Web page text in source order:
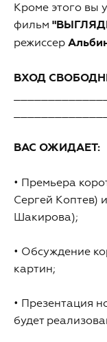
Кроме этого вы
фильм
режиссер
ВХОД
ВАС ОЖИДАЕТ:
• Премьера
Сергей
Шакирова);
• Обсуждение
картин;
• Презентация
будет